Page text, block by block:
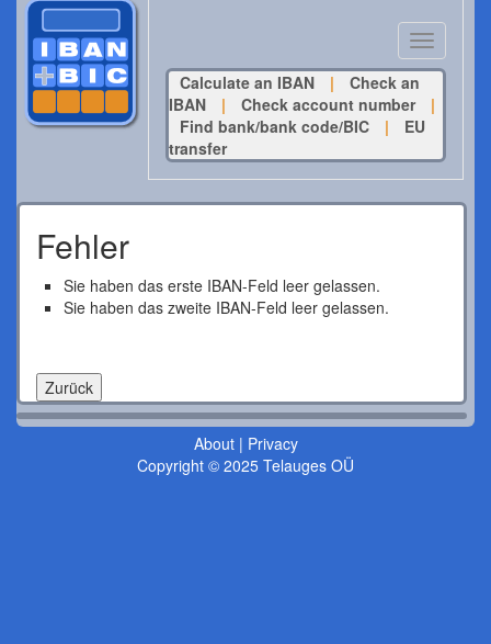
Toggle
navigation
Calculate an IBAN
|
Check an
IBAN
| Check account number
|
Find bank/bank code/BIC
|
EU
transfer
Fehler
Sie haben das erste IBAN-Feld leer gelassen.
Sie haben das zweite IBAN-Feld leer gelassen.
About| Privacy
Copyright © 2025 Telauges OÜ